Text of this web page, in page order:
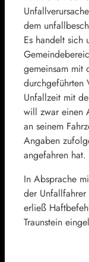
dem
Es handelt sich
gemeinsam mit
durchgeführten
Unfallzeit mit
will zwar einen
an seinem
Angaben
angefahren
In Absprache
der
erließ
Traunstein